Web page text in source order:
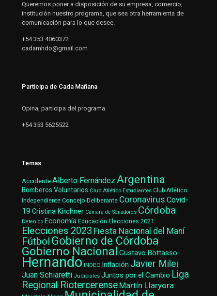
Queremos poner a disposición de su empresa, comercio,
institución nuestro programa, que sea otra herramienta de
comunicación para lo que desee.
+54 353 4060372
cadamhdo@gmail.com
Participa de Cada Mañana
Opina, participa del programa.
+54 353 5625522
Temas
AccidenteAlberto Fernández Argentina
Bomberos Voluntarios Club Atlético Estudiantes Club Atlético
Independiente Concejo Deliberante Coronavirus Covid-
19 Cristina Kirchner Cámara de Senadores Córdoba
Detenido Economía Educación Elecciones 2021
Elecciones 2023 Fiesta Nacional del Maní
Fútbol Gobierno de Córdoba
Gobierno Nacional Gustavo Bottasso
Hernando INDEC Inflación Javier Milei
Juan Schiaretti Judiciales Juntos por el Cambio Liga
Regional Riotercerense Martín Llaryora